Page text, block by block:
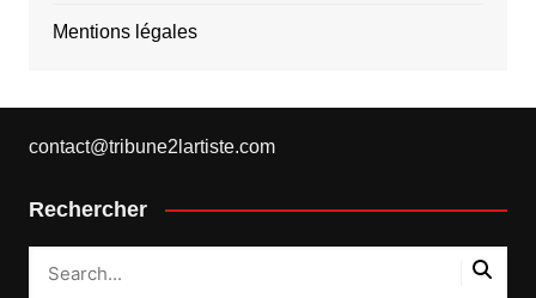
Mentions légales
contact@tribune2lartiste.com
Rechercher